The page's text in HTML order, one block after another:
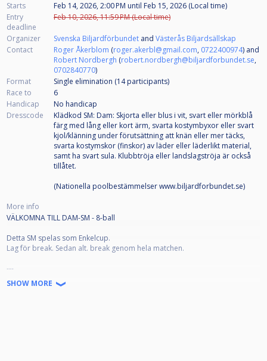
Starts Feb 14, 2026, 2:00 PM until Feb 15, 2026 (Local time)
Entry
deadline
Feb 10, 2026, 11:59 PM (Local time)
Organizer Svenska Biljardförbundet and Västerås Biljardsällskap
Contact
Roger Åkerblom (roger.akerbl@gmail.com, 0722400974) and
Robert Nordbergh (robert.nordbergh@biljardforbundet.se,
0702840770)
Format
Single elimination (14participants)
Race to
6
Handicap
No handicap
Dresscode
Klädkod SM: Dam: Skjorta eller blus i vit, svart eller mörkblå
färg med lång eller kort ärm, svarta kostymbyxor eller svart
kjol/klänning under förutsättning att knän eller mer täcks,
svarta kostymskor (finskor) av läder eller läderlikt material,
samt ha svart sula. Klubbtröja eller landslagströja är också
tillåtet.
(Nationella poolbestämmelser www.biljardforbundet.se)
More info
VÄLKOMNA TILL DAM-SM - 8-ball
Detta SM spelas som Enkelcup.
Lag för break. Sedan alt. break genom hela matchen.
---
Tidsschema:
Omg 1 kl. 14.00, 15.00 och 16.00
SHOW MORE